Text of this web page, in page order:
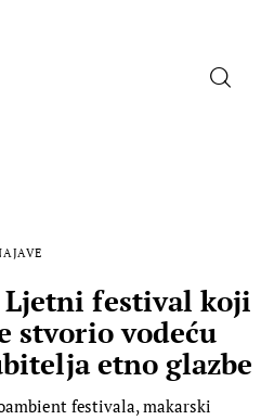
Ljetni festival koji
stvorio vodeću
etno glazbe
festivala, makarski